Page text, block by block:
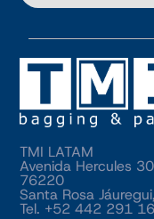
TMI LATAM
Avenida Hercules
76220
Santa Rosa
Tel. +52 442 291